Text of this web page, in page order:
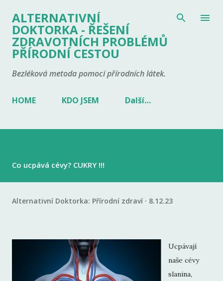
Přeskočit na hlavní obsah
ALTERNATIVNÍ
DOKTORKA - ŘEŠENÍ
ZDRAVOTNÍCH PROBLÉMŮ
PŘÍRODNÍ CESTOU
Bezléková metoda pomocí přírodních látek.
HOME KDO JSEM Další…
Co ucpává cévy? CUKRY !!!
Alternativní Doktorka: Přírodní zdraví 8.12.23
Ucpávají
naše cévy
slanina,